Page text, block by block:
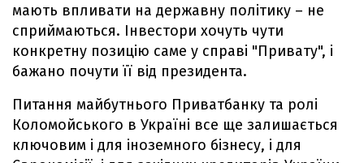
мають впливати на державну політику – не
сприймаються. Інвестори хочуть чути
конкретну позицію саме у справі "Привату", і
бажано почути її від президента.
Питання майбутнього Приватбанку та ролі
Коломойського в Україні все ще залишається
ключовим і для іноземного бізнесу, і для